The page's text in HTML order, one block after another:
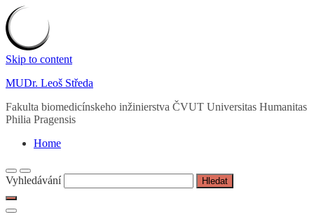
Skip to content
MUDr. Leoš Středa
Fakulta biomedicínskeho inžinierstva ČVUT Universitas Humanitas
Philia Pragensis
Home
Vyhledávání